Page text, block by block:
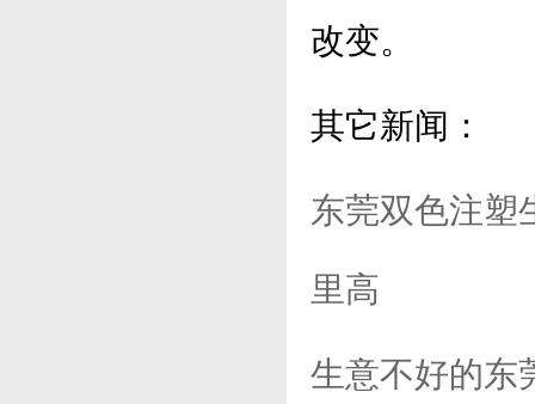
改变。
其它新闻：
东莞双色注塑
里高
生意不好的东